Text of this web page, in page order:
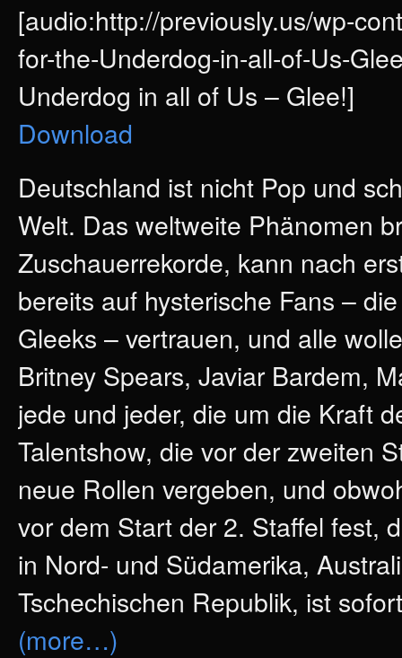
[audio:http://previously.us/wp-
for-the-Underdog-in-all-of-Us-
Underdog in all of Us – Glee!]
Download
Deutschland ist nicht Pop und
Welt. Das weltweite Phänomen
Zuschauerrekorde, kann nach
bereits auf hysterische Fans –
Gleeks – vertrauen, und alle
Britney Spears, Javiar Bardem,
jede und jeder, die um die Kraft
Talentshow, die vor der zweiten
neue Rollen vergeben, und
vor dem Start der 2. Staffel fest,
in Nord- und Südamerika,
Tschechischen Republik, ist
(more…)